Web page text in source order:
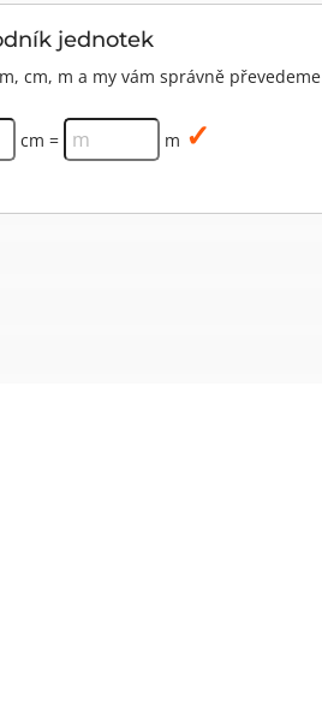
jednotek
cm, m a my vám správně převedeme
cm =
m